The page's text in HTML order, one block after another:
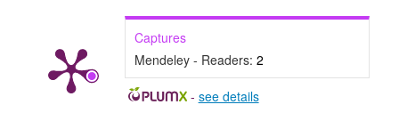
Captures
Mendeley - Readers: 2
- see details